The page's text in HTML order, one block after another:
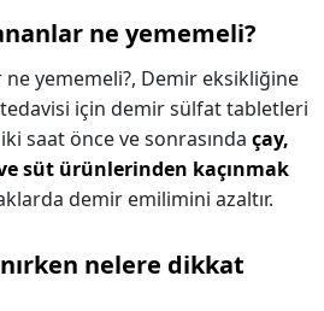
ne yememeli?
yememeli?, Demir eksikliğine
tedavisi için demir sülfat tabletleri
saat önce ve sonrasında çay,
süt ürünlerinden kaçınmak
demir emilimini azaltır.
nelere dikkat